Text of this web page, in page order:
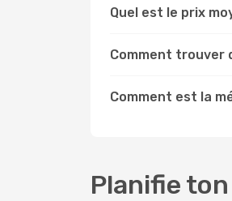
Quel est le prix
Comment trouver
Comment est la
Planifie